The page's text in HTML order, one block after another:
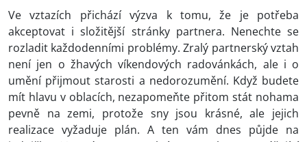
Ve vztazích přichází výzva k tomu, že je potřeba
akceptovat i složitější stránky partnera. Nenechte se
rozladit každodenními problémy. Zralý partnerský vztah
není jen o žhavých víkendových radovánkách, ale i o
umění přijmout starosti a nedorozumění. Když budete
mít hlavu v oblacích, nezapomeňte přitom stát nohama
pevně na zemi, protože sny jsou krásné, ale jejich
realizace vyžaduje plán. A ten vám dnes půjde na